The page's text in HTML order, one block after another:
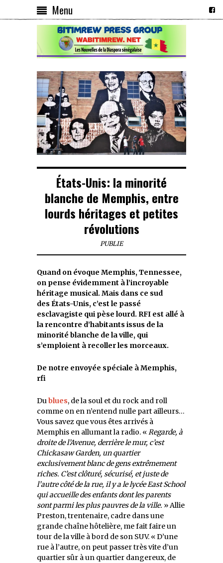
Menu
États-Unis: la minorité
blanche de Memphis, entre
lourds héritages et petites
révolutions
PUBLIE
Quand on évoque Memphis, Tennessee,
on pense évidemment à l’incroyable
héritage musical. Mais dans ce sud
des États-Unis, c’est le passé
esclavagiste qui pèse lourd. RFI est allé à
la rencontre d’habitants issus de la
minorité blanche de la ville, qui
s’emploient à recoller les morceaux.
De notre envoyée spéciale à Memphis,
rfi
Dublues, de la soul et du rock and roll
comme on en n’entend nulle part ailleurs…
Vous savez que vous êtes arrivés à
Memphis en allumant la radio. «Regarde, à
droite de l’Avenue, derrière le mur, c’est
Chickasaw Garden, un quartier
exclusivement blanc de gens extrêmement
riches. C’est clôturé, sécurisé, et juste de
l’autre côté de la rue, il y a le lycée East School
qui accueille des enfants dont les parents
sont parmi les plus pauvres de la ville. » Allie
Preston, trentenaire, cadre dans une
grande chaîne hôtelière, me fait faire un
tour de la ville à bord de son SUV. « D’une
rue à l’autre, on peut passer très vite d’un
quartier sûr à un quartier dangereux, de